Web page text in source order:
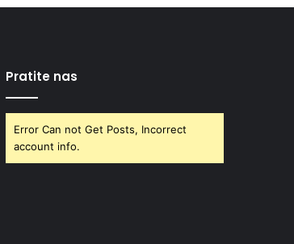
Pratite nas
Error Can not Get Posts, Incorrect
account info.